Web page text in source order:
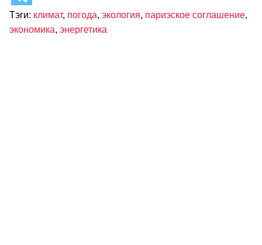
Тэги: климат, погода, экология, париэское соглашение,
экономика, энергетика